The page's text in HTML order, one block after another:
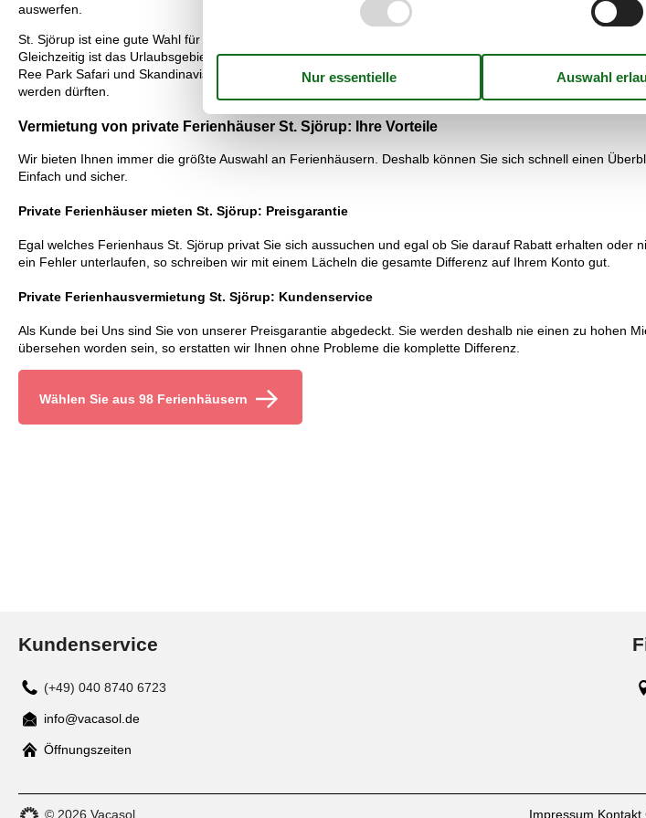
auswerfen.
St. Sjörup ist eine gute Wahl für den Familieurlaub. Das Urlaubsgebiet befindet sich in schöner intakter
Gleichzeitig ist das Urlaubsgebiet nicht weit von absoluten Favoriten der Kinder entfernt - Freizeitpark
Ree Park Safari und Skandinavischer Tierpark, und in Randers der tropische Regenwaldzoo, sodass alle
werden dürften.
Vermietung von private Ferienhäuser St. Sjörup: Ihre Vorteile
Wir bieten Ihnen immer die größte Auswahl an Ferienhäusern. Deshalb können Sie sich schnell einen
Einfach und sicher.
Private Ferienhäuser mieten St. Sjörup: Preisgarantie
Egal welches Ferienhaus St. Sjörup privat Sie sich aussuchen und egal ob Sie darauf Rabatt erhalten
ein Fehler unterlaufen, so schreiben wir mit einem Lächeln die gesamte Differenz auf Ihrem Konto gut.
Private Ferienhausvermietung St. Sjörup: Kundenservice
Als Kunde bei Uns sind Sie von unserer Preisgarantie abgedeckt. Sie werden deshalb nie einen zu hohen
übersehen worden sein, so erstatten wir Ihnen ohne Probleme die komplette Differenz.
Wählen Sie aus 98 Ferienhäusern
Kundenservice
(+49) 040 8740 6723
Mail
info@vacasol.de
Öffnungszeiten
© 2026 Vacasol Impressum Kontakt